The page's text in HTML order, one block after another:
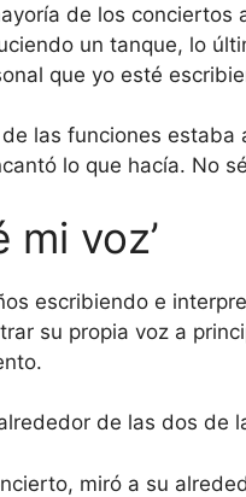
de los
un tanque, lo
que yo esté
las funciones
lo que hacía. No
mi voz’
escribiendo e
su propia voz a
de las dos de
miró a su